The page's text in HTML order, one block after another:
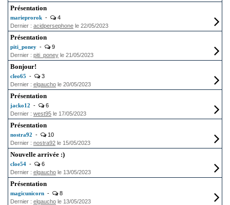
Présentation
marieprorok -
4
Dernier : acidpersephone le 22/05/2023
Présentation
piti_poney -
9
Dernier : piti_poney le 21/05/2023
Bonjour!
cleo65 -
3
Dernier : elgaucho le 20/05/2023
Présentation
jacko12 -
6
Dernier : west95 le 17/05/2023
Présentation
nostra92 -
10
Dernier : nostra92 le 15/05/2023
Nouvelle arrivée :)
cloe54 -
6
Dernier : elgaucho le 13/05/2023
Présentation
magicunicorn -
8
Dernier : elgaucho le 13/05/2023